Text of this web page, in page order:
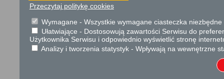
podpisanych z Gminą Miejską
6. Pani/Pana dane osobowe
2011 roku w sprawie instrukcji
działania archiwów zakładowych.
7. W związku z przetwarzaniem
Przeczytaj politykę cookies
Wymagane - Wszystkie wymagane ciasteczka
Ułatwiające - Dostosowują zawartości Serwisu do
Użytkownika Serwisu i odpowiednio wyświetlić stronę
Analizy i tworzenia statystyk - Wpływają na wewnętrzne